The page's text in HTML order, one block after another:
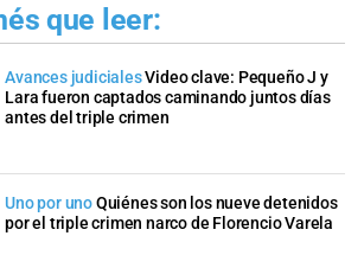
que leer:
Avances judicialesVideo clave: Pequeño J y
Lara fueron captados caminando juntos días
antes del triple crimen
Uno por unoQuiénes son los nueve detenidos
por el triple crimen narco de Florencio Varela